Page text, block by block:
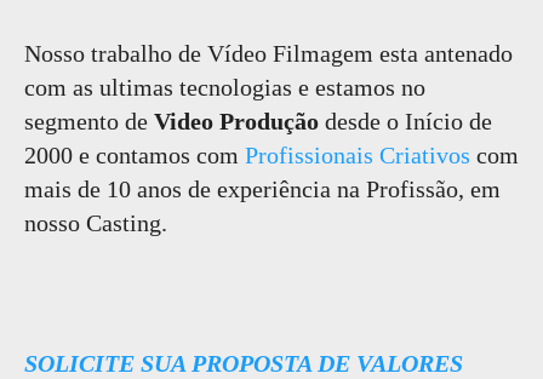
Nosso trabalho de Vídeo Filmagem esta antenado
com as ultimas tecnologias e estamos no
segmento de Video Produção desde o Início de
2000 e contamos com Profissionais Criativos com
mais de 10 anos de experiência na Profissão, em
nosso Casting.
SOLICITE SUA PROPOSTA DE VALORES